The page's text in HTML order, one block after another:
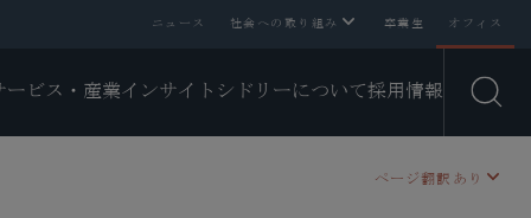
ニュース 社会への取り組み 卒業生 オフィス
ービス・産業インサイト シドリーについて 採用情報
ページ翻訳あり